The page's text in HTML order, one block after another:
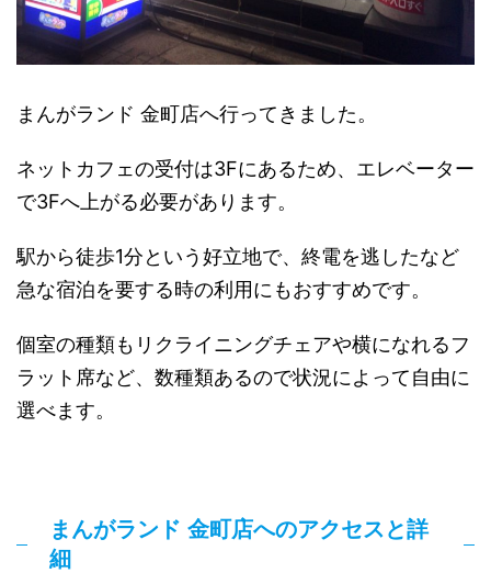
まんがランド 金町店へ行ってきました。
ネットカフェの受付は3Fにあるため、エレベーター
で3Fへ上がる必要があります。
駅から徒歩1分という好立地で、終電を逃したなど
急な宿泊を要する時の利用にもおすすめです。
個室の種類もリクライニングチェアや横になれるフ
ラット席など、数種類あるので状況によって自由に
選べます。
まんがランド 金町店へのアクセスと詳
細